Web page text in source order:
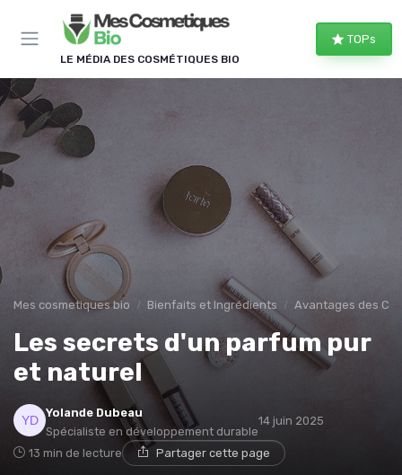
LE MÉDIA DES COSMÉTIQUES BIO
TOPs
Mes cosmetiques bio Bienfaits et Ingrédients Avantages des
Les secrets d'un parfum pur
et naturel
Yolande Dubeau
Spécialiste en développement durable
14 juin 2025
13 min de lecture Partager cette page
Panneau de gestion des cookies